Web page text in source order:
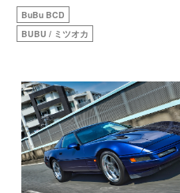
BuBu BCD
BUBU / ミツオカ